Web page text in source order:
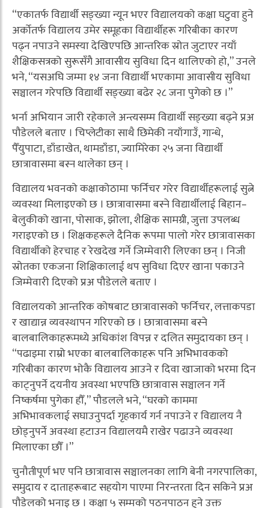
“एकातर्फ विद्यार्थी सङ्ख्या न्यून भएर विद्यालयको कक्षा घटुवा हुने
अर्कोतर्फ विद्यालय उमेर समूहका विद्यार्थीहरू गरिबीका कारण
पढ्न नपाउने समस्या देखिएपछि आन्तरिक स्रोत जुटाएर नयाँ
शैक्षिकसत्रको सुरूसँगै आवासीय सुविधा दिन थालिएको हो,” उनले
भने, “यसअघि जम्मा १४ जना विद्यार्थी भएकामा आवासीय सुविधा
सञ्चालन गरेपछि विद्यार्थी सङ्ख्या बढेर २८ जना पुगेको छ ।”
भर्ना अभियान जारी रहेकाले अन्त्यसम्म विद्यार्थी सङ्ख्या बढ्ने प्रअ
पौडेलले बताए । चिप्लेटीका साथै छिमेकी नयाँगाउँ, गान्धे,
पैँयुपाटा, डाँडाखेत, थामडाँडा, ज्यामिरेका २५ जना विद्यार्थी
छात्रावासमा बस्न थालेका छन् ।
विद्यालय भवनको कक्षाकोठामा फर्निचर गरेर विद्यार्थीहरूलाई सुत्ने
व्यवस्था मिलाइएको छ । छात्रावासमा बस्ने विद्यार्थीलाई बिहान–
बेलुकीको खाना, पोसाक, झोला, शैक्षिक सामग्री, जुत्ता उपलब्ध
गराइएको छ । शिक्षकहरूले दैनिक रूपमा पालो गरेर छात्रावासका
विद्यार्थीको हेरचाह र रेखदेख गर्ने जिम्मेवारी लिएका छन् । निजी
स्रोतका एकजना शिक्षिकालाई थप सुविधा दिएर खाना पकाउने
जिम्मेवारी दिएको प्रअ पौडेलले बताए ।
विद्यालयको आन्तरिक कोषबाट छात्रावासको फर्निचर, लत्ताकपडा
र खाद्यान्न व्यवस्थापन गरिएको छ । छात्रावासमा बस्ने
बालबालिकाहरूमध्ये अधिकांश विपन्न र दलित समुदायका छन् ।
“पढाइमा राम्रो भएका बालबालिकाहरू पनि अभिभावकको
गरिबीका कारण भोकै विद्यालय आउने र दिवा खाजाको भरमा दिन
काट्नुपर्ने दयनीय अवस्था भएपछि छात्रावास सञ्चालन गर्ने
निष्कर्षमा पुगेका हौँ,” पौडलले भने, “घरको काममा
अभिभावकलाई सघाउनुपर्दा गृहकार्य गर्न नपाउने र विद्यालय नै
छोड्नुपर्ने अवस्था हटाउन विद्यालयमै राखेर पढाउने व्यवस्था
मिलाएका छौँ ।”
चुनौतीपूर्ण भए पनि छात्रावास सञ्चालनका लागि बेनी नगरपालिका,
समुदाय र दाताहरूबाट सहयोग पाएमा निरन्तरता दिन सकिने प्रअ
पौडेलको भनाइ छ । कक्षा ५ सम्मको पठनपाठन हुने उक्त